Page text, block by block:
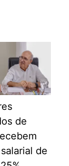
de
de